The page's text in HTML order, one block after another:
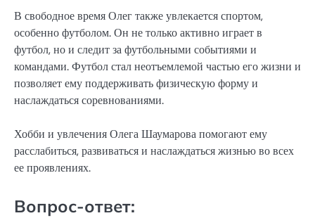
В свободное время Олег также увлекается спортом,
особенно футболом. Он не только активно играет в
футбол, но и следит за футбольными событиями и
командами. Футбол стал неотъемлемой частью его жизни и
позволяет ему поддерживать физическую форму и
наслаждаться соревнованиями.
Хобби и увлечения Олега Шаумарова помогают ему
расслабиться, развиваться и наслаждаться жизнью во всех
ее проявлениях.
Вопрос-ответ: